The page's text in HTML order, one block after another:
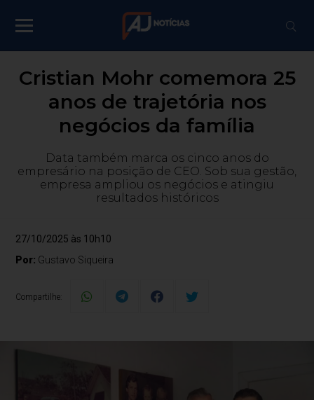
Cristian Mohr comemora 25
anos de trajetória nos
negócios da família
Data também marca os cinco anos do
empresário na posição de CEO. Sob sua gestão,
empresa ampliou os negócios e atingiu
resultados históricos
27/10/2025 às 10h10
Por: Gustavo Siqueira
Compartilhe: